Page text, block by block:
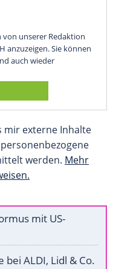
unserer Redaktion
anzuzeigen. Sie können
auch wieder
mir externe Inhalte
werden. Mehr
mit US-
ALDI, Lidl & Co.